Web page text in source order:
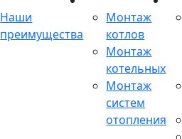
Наши
преимущества
Монтаж
котлов
Монтаж
котельных
Монтаж
систем
отопления